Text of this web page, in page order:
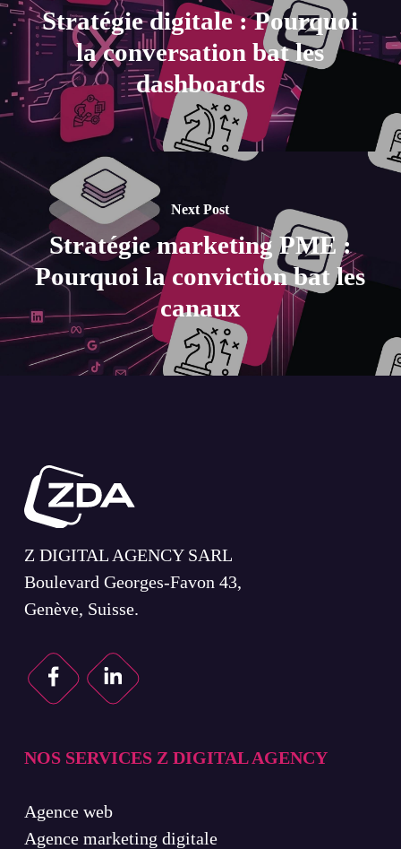
Stratégie digitale : Pourquoi
la conversation bat les
dashboards
Next Post
Stratégie marketing PME :
Pourquoi la conviction bat les
canaux
Z DIGITAL AGENCY SARL
Boulevard Georges-Favon 43,
Genève, Suisse.
NOS SERVICES Z DIGITAL AGENCY
Agence web
Agence marketing digitale